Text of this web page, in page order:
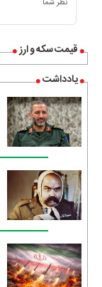
قیمت سکه و ارز
یادداشت